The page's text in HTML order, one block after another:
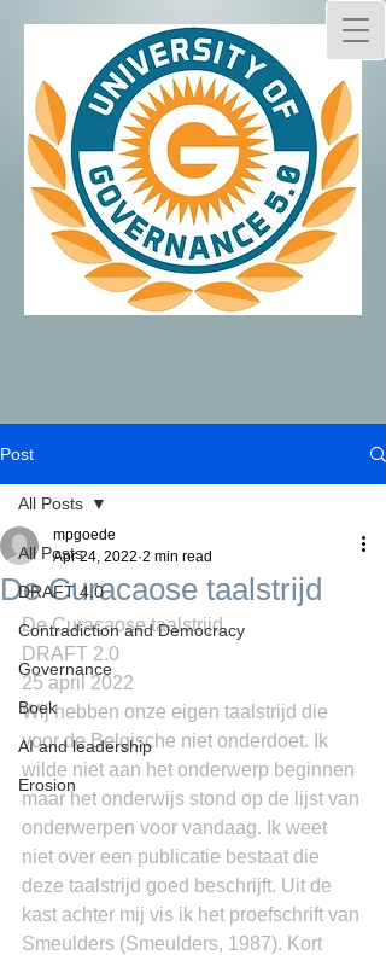
Post
All Posts
DRAFT 4.0
Contradiction and Democracy
Governance
Boek
AI and leadership
Erosion
All Posts
De Curacaose taalstrijd
mpgoede
Apr 24, 2022 2 min read
De Curaçaose taalstrijd
DRAFT 2.0
25 april 2022
Wij hebben onze eigen taalstrijd die
voor de Belgische niet onderdoet. Ik
wilde niet aan het onderwerp beginnen
maar het onderwijs stond op de lijst van
onderwerpen voor vandaag. Ik weet
niet over een publicatie bestaat die
deze taalstrijd goed beschrijft. Uit de
kast achter mij vis ik het proefschrift van
Smeulders (Smeulders, 1987). Kort